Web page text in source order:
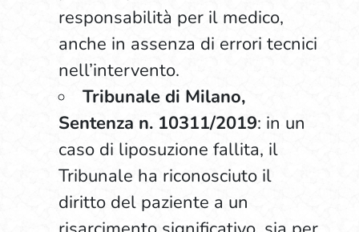
responsabilità per il medico,
anche in assenza di errori tecnici
nell’intervento.
Tribunale di Milano,
Sentenza n. 10311/2019: in un
caso di liposuzione fallita, il
Tribunale ha riconosciuto il
diritto del paziente a un